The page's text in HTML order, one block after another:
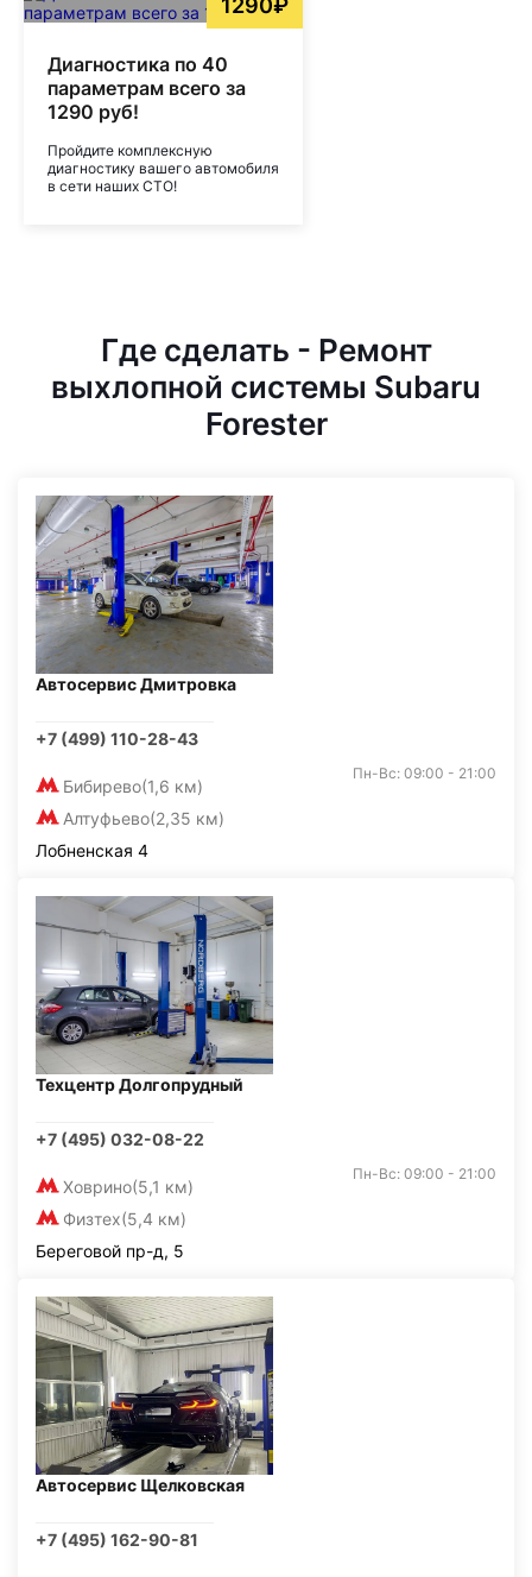
1290₽
Диагностика по 40
параметрам всего за
1290 руб!
Пройдите комплексную
диагностику вашего автомобиля
в сети наших СТО!
Где сделать - Ремонт
выхлопной системы Subaru
Forester
Автосервис Дмитровка
+7 (499) 110-28-43
Бибирево(1,6 км)
Алтуфьево(2,35 км)
Пн-Вс: 09:00 - 21:00
Лобненская 4
Техцентр Долгопрудный
+7 (495) 032-08-22
Ховрино(5,1 км)
Физтех(5,4 км)
Пн-Вс: 09:00 - 21:00
Береговой пр-д, 5
Автосервис Щелковская
+7 (495) 162-90-81